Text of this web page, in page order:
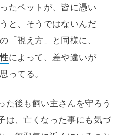
たペットが、皆に憑い
と、そうではないんだ
「視え方」と同様に、
によって、差や違いが
ってる。
た後も飼い主さんを守ろう
は、亡くなった事にも気づ